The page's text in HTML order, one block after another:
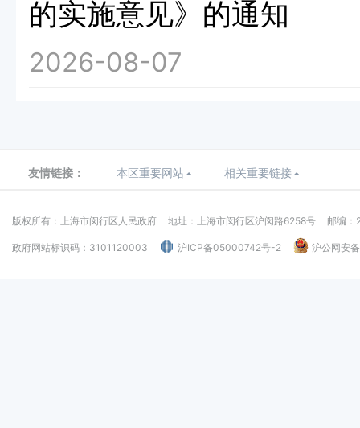
的实施意见》的通知
2026-08-07
友情链接： 本区重要网站 相关重要链接
版权所有：上海市闵行区人民政府 地址：上海市闵行区沪闵路6258号 邮编：
政府网站标识码：3101120003 沪ICP备05000742号-2 沪公网安